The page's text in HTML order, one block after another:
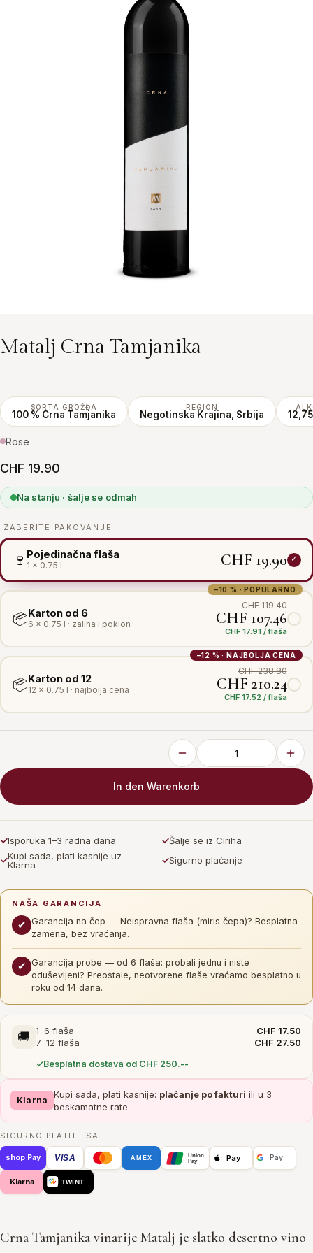
Matalj Crna Tamjanika
SORTA GROŽĐA
100 % Crna Tamjanika
REGION
Negotinska Krajina, Srbija
Rose
CHF 19.90
Na stanju · šalje se odmah
IZABERITE PAKOVANJE
🍷 Pojedinačna flaša
1 × 0.75 l CHF 19.90
−10 % · POPULARNO
📦Karton od 6
6 × 0.75 l · zaliha i poklon
CHF 119.40
CHF 107.46
CHF 17.91 / flaša
−12 % · NAJBOLJA CENA
📦Karton od 12
12 × 0.75 l · najbolja cena
CHF 238.80
CHF 210.24
CHF 17.52 / flaša
In den Warenkorb
✓Isporuka 1–3 radna dana ✓Šalje se iz Ciriha
✓Kupi sada, plati kasnije uz
Klarna
✓Sigurno plaćanje
NAŠA GARANCIJA
✔ Garancija na čep — Neispravna flaša (miris čepa)? Besplatna
zamena, bez vraćanja.
✔ Garancija probe — od 6 flaša: probali jednu i niste
oduševljeni? Preostale, neotvorene flaše vraćamo besplatno u
roku od 14 dana.
🚚 1–6 flaša
CHF 17.50
7–12 flaša
CHF 27.50
Besplatna dostava od CHF 250.--
Klarna
Kupi sada, plati kasnije: plaćanje po fakturi ili u 3
beskamatne rate.
SIGURNO PLATITE SA
shop Pay VISA AMEX
Union
Pay
Pay Pay
Klarna TWINT
Crna Tamjanika vinarije Matalj je slatko desertno vino